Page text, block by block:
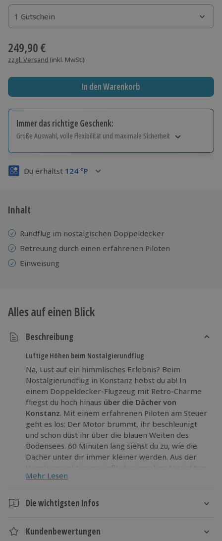
1 Gutschein
1 Gutschein
1 Gutschein
249,90 €
zzgl. Versand (inkl. MwSt.)
In den Warenkorb
Immer das richtige Geschenk:
Große Auswahl, volle Flexibilität und maximale Sicherheit
Volle Flexibilität
3 Jahre gültig & verlängerbar.
Du erhältst 124 °P
Inhalt
Rundflug im nostalgischen Doppeldecker
Betreuung durch einen erfahrenen Piloten
Einweisung
Alles auf einen Blick
Beschreibung
Luftige Höhen beim Nostalgierundflug
Na, Lust auf ein himmlisches Erlebnis? Beim
Nostalgierundflug in Konstanz hebst du ab! In
einem Doppeldecker-Flugzeug mit Retro-Charme
fliegst du hoch hinaus über die Dächer von
Konstanz. Mit einem erfahrenen Piloten am Steuer
geht es los: Der Motor brummt, ihr beschleunigt
und schon düst ihr über die blauen Weiten des
Bodensees. 60 Minuten lang siehst du zu, wie die
Dächer unter dir immer kleiner werden. Aus der
Vogelperspektive genießt du einmalige Aussichten
und kommst aus dem Staunen gar nicht mehr
Du bist bereit für eine
Konstanz!
Mehr Lesen
Die wichtigsten Infos
Gesamtdauer: ca. 70 Minuten
Kundenbewertungen